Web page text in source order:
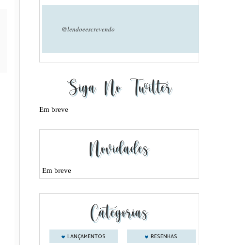
@lendoeescrevendo
Siga No Twitter
Em breve
Novidades
Em breve
Categorias
LANÇAMENTOS RESENHAS